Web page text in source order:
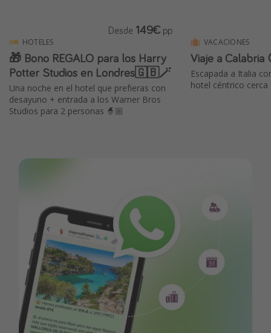
HOTELES
🎁 Bono REGALO para los Harry
Potter Studios en Londres🇬🇧🪄
Una noche en el hotel que prefieras con
desayuno + entrada a los Warner Bros
Studios para 2 personas 🧙🏼
Desde 149€ pp
VACACIONES
Viaje a Calabria
Escapada a Italia
hotel céntrico cerca